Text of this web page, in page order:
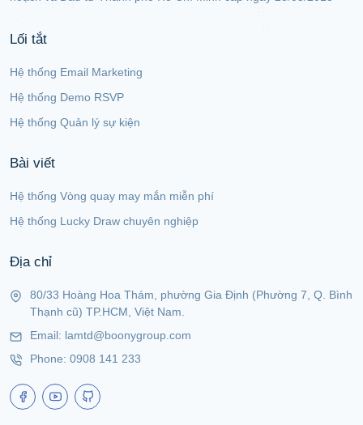
Lối tắt
Hệ thống Email Marketing
Hệ thống Demo RSVP
Hệ thống Quản lý sự kiện
Bài viết
Hệ thống Vòng quay may mắn miễn phí
Hệ thống Lucky Draw chuyên nghiệp
Địa chỉ
80/33 Hoàng Hoa Thám, phường Gia Định (Phường 7, Q. Bình
Thạnh cũ) TP.HCM, Việt Nam.
Email: lamtd@boonygroup.com
Phone: 0908 141 233